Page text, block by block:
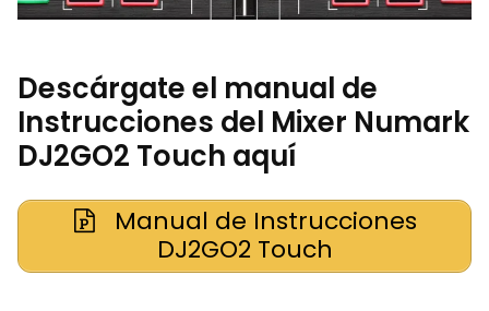
Descárgate el manual de
Instrucciones del Mixer Numark
DJ2GO2 Touch aquí
Manual de Instrucciones
DJ2GO2 Touch